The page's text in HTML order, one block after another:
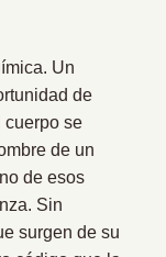
Un
de
cuerpo se
de un
de esos
Sin
surgen de su